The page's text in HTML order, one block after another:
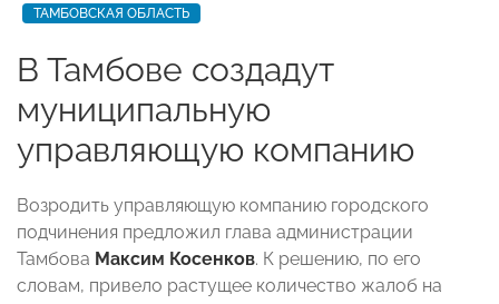
ТАМБОВСКАЯ ОБЛАСТЬ
В Тамбове создадут
муниципальную
управляющую компанию
Возродить управляющую компанию городского
подчинения предложил глава администрации
Тамбова Максим Косенков. К решению, по его
словам, привело растущее количество жалоб на